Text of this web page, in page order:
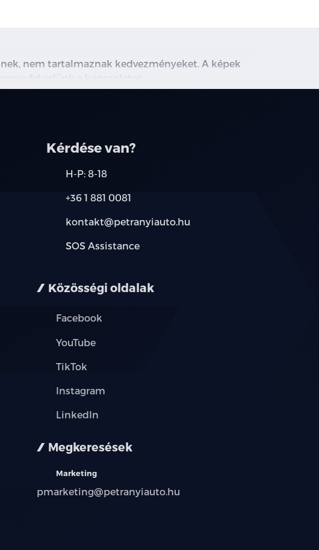
nem tartalmaznak kedvezményeket. A képek
fel velünk a kapcsolatot.
Kérdése van?
H-P: 8-18
+36 1 881 0081
kontakt@petranyiauto.hu
SOS Assistance
Közösségi oldalak
Facebook
YouTube
TikTok
Instagram
LinkedIn
Megkeresések
Marketing
pmarketing@petranyiauto.hu